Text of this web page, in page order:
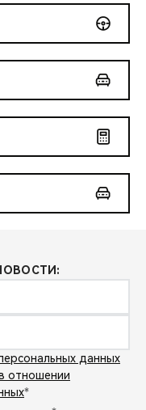
данных
отношении
*